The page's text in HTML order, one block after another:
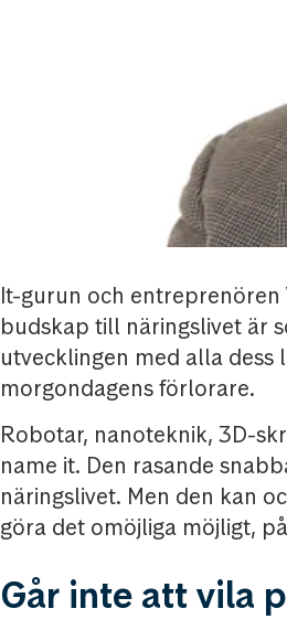
It-gurun och entreprenören
budskap till näringslivet är
utvecklingen med alla
morgondagens förlorare.
Robotar, nanoteknik, 3D-
name it. Den rasande
näringslivet. Men den kan
göra det omöjliga möjligt,
Går inte att vila